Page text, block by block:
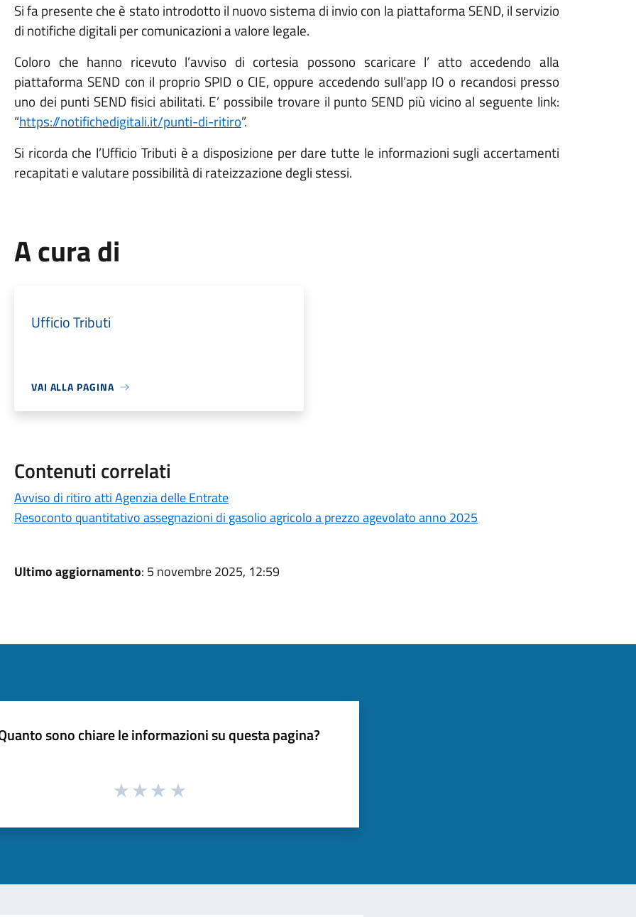
Si fa presente che è stato introdotto il nuovo sistema di invio con la piattaforma SEND, il servizio
di notifiche digitali per comunicazioni a valore legale.
Coloro che hanno ricevuto l’avviso di cortesia possono scaricare l’ atto accedendo alla
piattaforma SEND con il proprio SPID o CIE, oppure accedendo sull’app IO o recandosi presso
uno dei punti SEND fisici abilitati. E’ possibile trovare il punto SEND più vicino al seguente link:
“https://notifichedigitali.it/punti-di-ritiro”.
Si ricorda che l’Ufficio Tributi è a disposizione per dare tutte le informazioni sugli accertamenti
recapitati e valutare possibilità di rateizzazione degli stessi.
A cura di
Ufficio Tributi
VAI ALLA PAGINA
Contenuti correlati
Avviso di ritiro atti Agenzia delle Entrate
Resoconto quantitativo assegnazioni di gasolio agricolo a prezzo agevolato anno 2025
Ultimo aggiornamento: 5 novembre 2025, 12:59
sono chiare le informazioni su questa pagina?